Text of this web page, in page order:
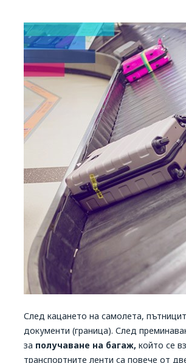
След кацането на самолета,
документи (граница). След
за получаване на багаж, който се
транспортните ленти са повече от